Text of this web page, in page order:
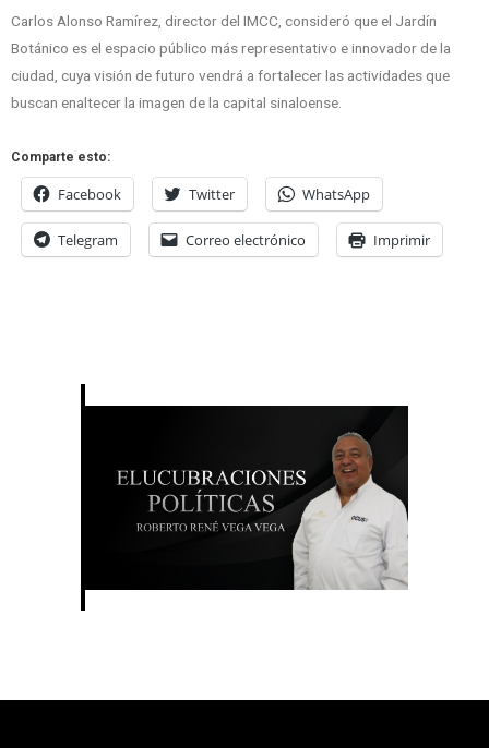
Carlos Alonso Ramírez, director del IMCC, consideró que el Jardín
Botánico es el espacio público más representativo e innovador de la
ciudad, cuya visión de futuro vendrá a fortalecer las actividades que
buscan enaltecer la imagen de la capital sinaloense.
Comparte esto:
Facebook Twitter WhatsApp
Telegram Correo electrónico Imprimir